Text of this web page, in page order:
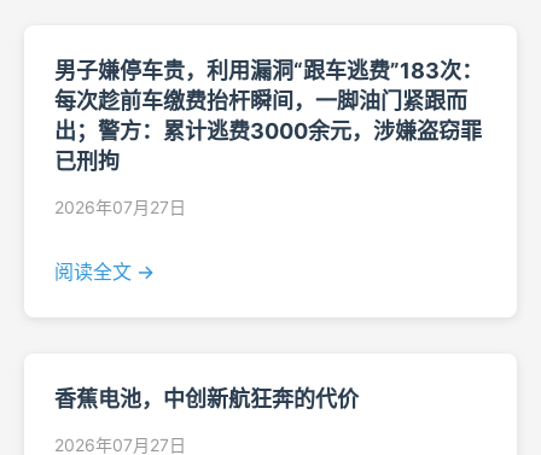
男子嫌停车贵，利用漏洞“跟车逃费”183次：
每次趁前车缴费抬杆瞬间，一脚油门紧跟而
出；警方：累计逃费3000余元，涉嫌盗窃罪
已刑拘
2026年07月27日
阅读全文 →
香蕉电池，中创新航狂奔的代价
2026年07月27日